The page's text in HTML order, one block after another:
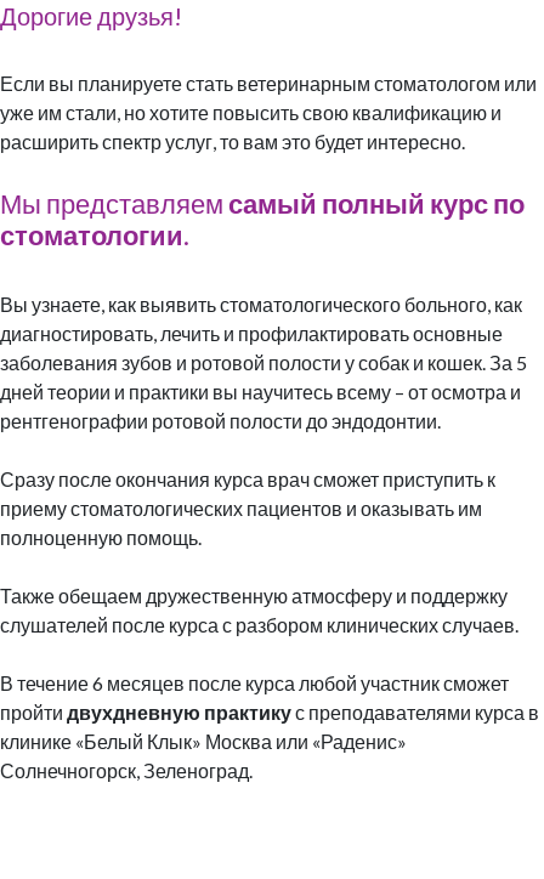
Дорогие друзья!
Если вы планируете стать ветеринарным стоматологом или
уже им стали, но хотите повысить свою квалификацию и
расширить спектр услуг, то вам это будет интересно.
Мы представляемсамый полный курс по
стоматологии.
Вы узнаете, как выявить стоматологического больного, как
диагностировать, лечить и профилактировать основные
заболевания зубов и ротовой полости у собак и кошек. За 5
дней теории и практики вы научитесь всему – от осмотра и
рентгенографии ротовой полости до эндодонтии.
Сразу после окончания курса врач сможет приступить к
приему стоматологических пациентов и оказывать им
полноценную помощь.
Также обещаем дружественную атмосферу и поддержку
слушателей после курса с разбором клинических случаев.
В течение 6 месяцев после курса любой участник сможет
пройти двухдневную практикус преподавателями курса в
клинике «Белый Клык» Москва или «Раденис»
Солнечногорск, Зеленоград.